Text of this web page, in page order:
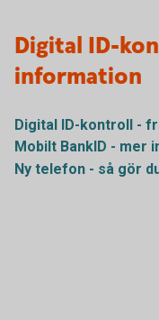
Digital ID-
information
Digital ID-kontroll -
Mobilt BankID - mer
Ny telefon - så gör